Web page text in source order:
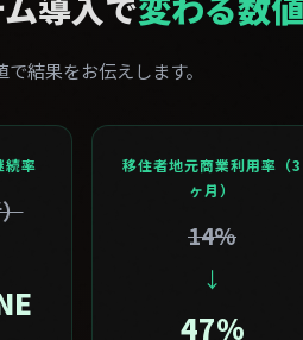
結果をお伝えします。
続率
移住者地元商業利用率（3
14%
↓
47%
転入直後設計